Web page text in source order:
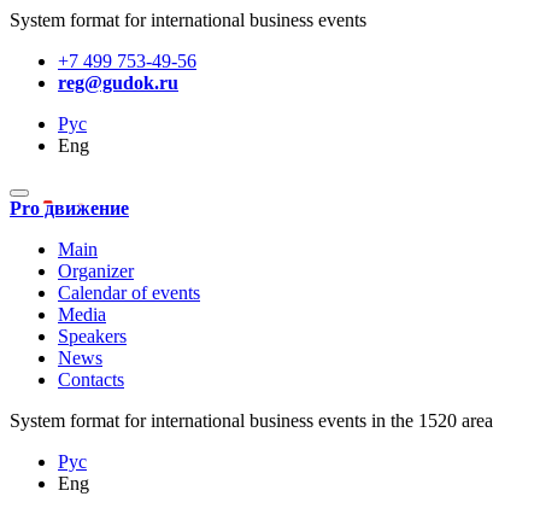
System format for international business events
+7 499 753-49-56
reg@gudok.ru
Рус
Eng
Pro движение
Main
Organizer
Calendar of events
Media
Speakers
News
Contacts
System format for international business events in the 1520 area
Рус
Eng